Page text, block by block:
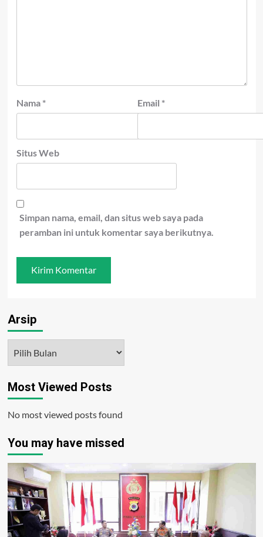
Nama * Email *
Situs Web
Simpan nama, email, dan situs web saya pada
peramban ini untuk komentar saya berikutnya.
Arsip
Most Viewed Posts
No most viewed posts found
You may have missed